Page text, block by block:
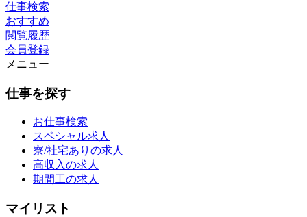
仕事検索
おすすめ
閲覧履歴
会員登録
メニュー
仕事を探す
お仕事検索
スペシャル求人
寮/社宅ありの求人
高収入の求人
期間工の求人
マイリスト